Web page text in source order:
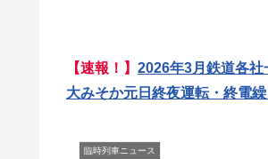
【速報！】 2026年3月鉄道各
大みそか元日終夜運転・終電
臨時列車ニュース